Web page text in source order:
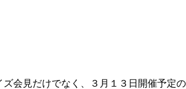
会見だけでなく、３月１３日開催予